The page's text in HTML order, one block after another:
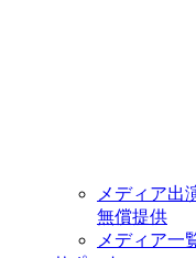
メディア出
無償提供
メディア一